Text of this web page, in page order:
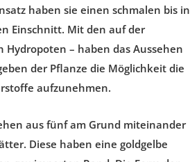
haben sie einen schmalen bis in
Einschnitt. Mit den auf der
– haben das Aussehen
der Pflanze die Möglichkeit die
aufzunehmen.
aus fünf am Grund miteinander
Diese haben eine goldgelbe